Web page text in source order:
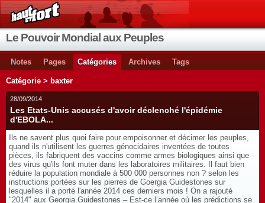
Le Pouvoir Mondial aux Peuples
Notes Pages Catégories Archives Tags
Catégorie > baxter
28/09/2014
Les Etats-Unis accusés d'avoir déclenché l'épidémie
d'EBOLA...
Ils ne savent plus quoi faire pour empoisonner et décimer les peuples,
quand ils n'utilisent les guerres génocidaires inventées de toutes
pièces, ils fabriquent des vaccins comme armes biologiques ainsi que
des virus qu'ils font muter dans les laboratoires militaires. Il faut bien
réduire la population mondiale à 500 000 personnes non ? selon les
instructions portées sur les pierres de Goergia Guidestones sur
lesquelles il a porté l'année 2014 ces derniers mois ! On a rajouté
"2014" aux Georgia Guidestones – Est-ce l’année où les prédictions se